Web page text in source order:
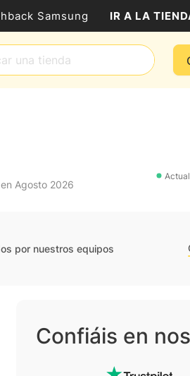
Samsung IR A LA
Agosto 2026
por nuestros equipos
Confiáis en